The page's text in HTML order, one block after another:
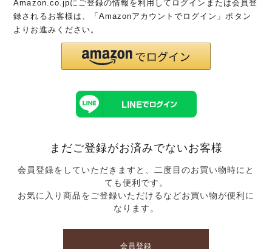
Amazon.co.jpにご登録の情報を利用してログインまたは会員登
録されるお客様は、「Amazonアカウントでログイン」ボタン
よりお進みください。
まだご登録がお済みでないお客様
会員登録をしていただきますと、二度目のお買い物時にと
ても便利です。
お気に入り商品をご登録いただけるなどお買い物が便利に
なります。
会員登録